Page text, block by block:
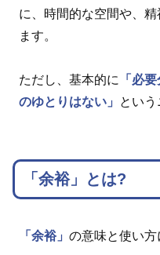
に、時間的な空間や、
ます。
ただし、基本的に 「必
のゆとりはない」
という
「余裕」とは?
「余裕」 の意味と使い方